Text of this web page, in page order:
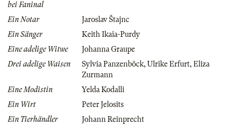
bei Faninal
Ein Notar
Jaroslav Štajnc
Ein Sänger
Keith Ikaia-Purdy
Eine adelige Witwe
Johanna Graupe
Drei adelige Waisen
Sylvia Panzenböck,Ulrike Erfurt,Eliza
Zurmann
Eine Modistin
Yelda Kodalli
Ein Wirt
Peter Jelosits
Ein Tierhändler
Johann Reinprecht